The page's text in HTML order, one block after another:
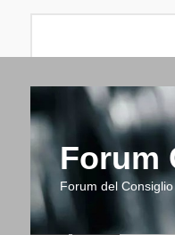
Forum
Forum del